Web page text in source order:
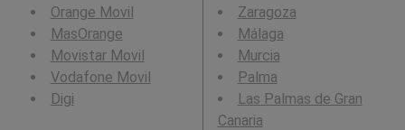
Orange Movil
MasOrange
Movistar Movil
Vodafone Movil
Digi
Zaragoza
Málaga
Murcia
Palma
Las Palmas de Gran
Canaria